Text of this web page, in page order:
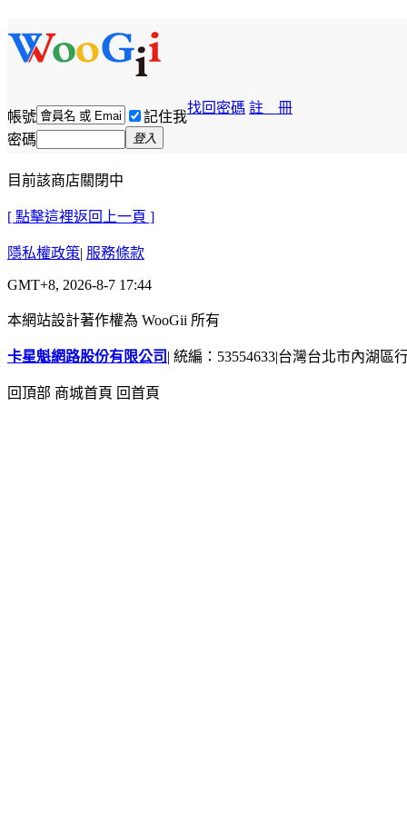
帳號 記住我
找回密碼 註 冊
密碼 登入
目前該商店關閉中
[ 點擊這裡返回上一頁 ]
隱私權政策| 服務條款
GMT+8, 2026-8-7 17:44
本網站設計著作權為 WooGii 所有
卡星魁網路股份有限公司 | 統編：53554633|台灣台北市內湖區
回頂部 商城首頁 回首頁